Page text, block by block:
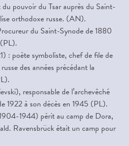
pouvoir du Tsar auprès du Saint-
orthodoxe russe. (AN).
du Saint-Synode de 1880
: poète symboliste, chef de file de
des années précédant la
responsable de l’archevêché
1922 à son décès en 1945 (PL).
1944) périt au camp de Dora,
Ravensbrück était un camp pour